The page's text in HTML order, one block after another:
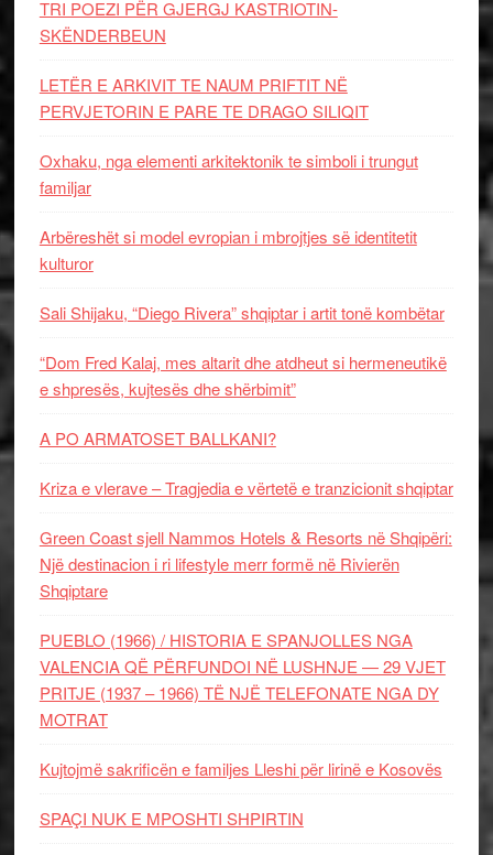
TRI POEZI PËR GJERGJ KASTRIOTIN-
SKËNDERBEUN
LETËR E ARKIVIT TE NAUM PRIFTIT NË
PERVJETORIN E PARE TE DRAGO SILIQIT
Oxhaku, nga elementi arkitektonik te simboli i trungut
familjar
Arbëreshët si model evropian i mbrojtjes së identitetit
kulturor
Sali Shijaku, “Diego Rivera” shqiptar i artit tonë kombëtar
“Dom Fred Kalaj, mes altarit dhe atdheut si hermeneutikë
e shpresës, kujtesës dhe shërbimit”
A PO ARMATOSET BALLKANI?
Kriza e vlerave – Tragjedia e vërtetë e tranzicionit shqiptar
Green Coast sjell Nammos Hotels & Resorts në Shqipëri:
Një destinacion i ri lifestyle merr formë në Rivierën
Shqiptare
PUEBLO (1966) / HISTORIA E SPANJOLLES NGA
VALENCIA QË PËRFUNDOI NË LUSHNJE — 29 VJET
PRITJE (1937 – 1966) TË NJË TELEFONATE NGA DY
MOTRAT
Kujtojmë sakrificën e familjes Lleshi për lirinë e Kosovës
SPAÇI NUK E MPOSHTI SHPIRTIN